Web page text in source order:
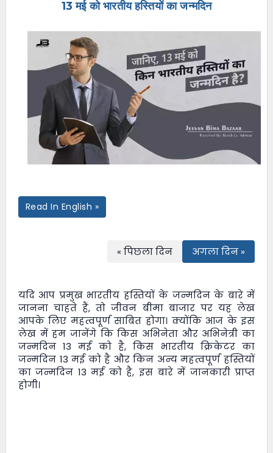
13 मई को भारतीय हस्तियों का जन्मदिन
Read In English »
« पिछला दिन अगला दिन »
यदि आप प्रमुख भारतीय हस्तियों के जन्मदिन के बारे में
जानना चाहते हैं, तोजीवन बीमा बाजारपर यह लेख
आपके लिए महत्वपूर्ण साबित होगा। क्योंकि आज के इस
लेख में हम जानेंगे कि किस अभिनेता और अभिनेत्री का
जन्मदिन 13 मई को है, किस भारतीय क्रिकेटर का
जन्मदिन 13 मई को है और किन अन्य महत्वपूर्ण हस्तियों
का जन्मदिन 13 मई को है, इस बारे में जानकारी प्राप्त
होगी।